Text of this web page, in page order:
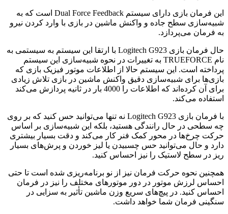
این فرمان بازی دارای سیستم Dual Force Feedback است که به
شبیه‌سازی سطح جاده و واکنش ماشین در بازی با وارد کردن نیرو
به فرمان می‌پردازد.
حال فرمان بازی Logitech G923 با ارتقا این سیستم به سیستمی به
نام TRUEFORCE به تغییرات در نحوه شبیه‌سازی این سیستم
پرداخته است. این سیستم حالا از اطلاعات موتور فیزیک بازی که
بازی‌ها برای شبیه‌سازی دقیق واکنش ماشین در بازی تلاش زیادی
برای آن کرده‌اند که اطلاعات را 4000 بار در ثانیه پردازش می‌کند
استفاده می‌کند.
با فرمان بازی Logitech G923 نه تنها می‌توانید حس کنید که بر روی
چه سطحی در حال رانندگی هستید، بلکه این شبیه‌سازی بر اساس
حرکت چرخ‌ها در محور کمک فنر کار می‌کند و دقت بسیار بیشتری
دارد و حال می‌توانید حس چسبیدن یا لیز خوردن و پرش‌های بسیار
ریز در سطح لاستیک را نیز احساس کنید.
همچنین نحوه حرکت فرمان نیز از نو برنامه‌ریزی شده است تا حتی
احساس لرزش موتور در دور موتورهای مختلف را نیز در فرمان
احساس کنید. در پیچ‌های سریع وزن ماشین تأثیر به سزایی در
سنگینی فرمان شما خواهد داشت.